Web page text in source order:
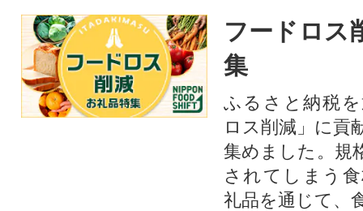
フードロス
集
ふるさと納税
ロス削減」に貢
集めました。規
されてしまう
礼品を通じて、